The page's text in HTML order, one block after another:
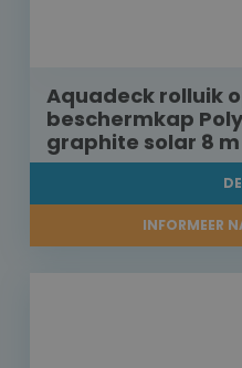
Aquadeck rolluik
beschermkap
graphite solar 8 m
INFORMEER